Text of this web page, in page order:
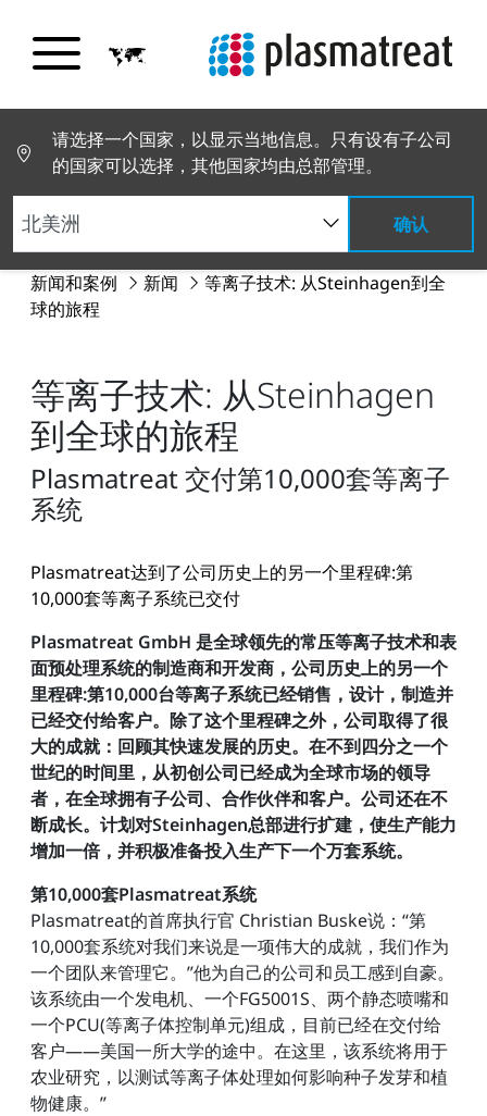
请选择一个国家，以显示当地信息。只有设有子公司
的国家可以选择，其他国家均由总部管理。
确认
新闻和案例 新闻
等离子技术: 从Steinhagen到全
球的旅程
等离子技术: 从Steinhagen
到全球的旅程
Plasmatreat 交付第10,000套等离子
系统
Plasmatreat达到了公司历史上的另一个里程碑:第
10,000套等离子系统已交付
Plasmatreat GmbH 是全球领先的常压等离子技术和表
面预处理系统的制造商和开发商，公司历史上的另一个
里程碑:第10,000台等离子系统已经销售，设计，制造并
已经交付给客户。除了这个里程碑之外，公司取得了很
大的成就：回顾其快速发展的历史。在不到四分之一个
世纪的时间里，从初创公司已经成为全球市场的领导
者，在全球拥有子公司、合作伙伴和客户。公司还在不
断成长。计划对Steinhagen总部进行扩建，使生产能力
增加一倍，并积极准备投入生产下一个万套系统。
第10,000套Plasmatreat系统
Plasmatreat的首席执行官 Christian Buske说：“第
10,000套系统对我们来说是一项伟大的成就，我们作为
一个团队来管理它。”他为自己的公司和员工感到自豪。
该系统由一个发电机、一个FG5001S、两个静态喷嘴和
一个PCU(等离子体控制单元)组成，目前已经在交付给
客户——美国一所大学的途中。在这里，该系统将用于
农业研究，以测试等离子体处理如何影响种子发芽和植
物健康。”